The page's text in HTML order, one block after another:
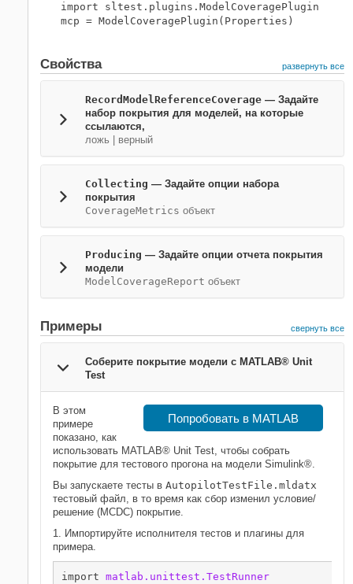
import sltest.plugins.ModelCoveragePlugin
mcp = ModelCoveragePlugin(Properties)
Свойства развернуть все
RecordModelReferenceCoverage — Задайте
набор покрытия для моделей, на которые
ссылаются,
ложь
верный
Collecting — Задайте опции набора
покрытия
CoverageMetrics объект
Producing — Задайте опции отчета покрытия
модели
ModelCoverageReport объект
Примеры свернуть все
Соберите покрытие модели с MATLAB® Unit
Test
Попробовать в MATLAB
В этом
примере
показано, как
использовать MATLAB® Unit Test, чтобы собрать
покрытие для тестового прогона на модели Simulink®.
Вы запускаете тесты в AutopilotTestFile.mldatx
тестовый файл, в то время как сбор изменил условие/
решение (MCDC) покрытие.
1. Импортируйте исполнителя тестов и плагины для
примера.
import matlab.unittest.TestRunner